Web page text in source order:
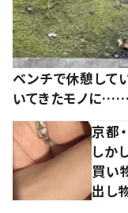
ベンチで休憩して
いてきたモノに……
京都
しか
買い
出し